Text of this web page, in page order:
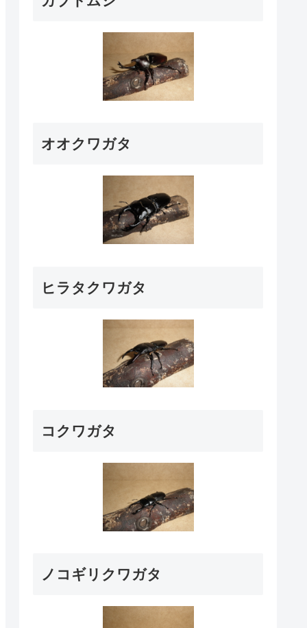
オオクワガタ
ヒラタクワガタ
コクワガタ
ノコギリクワガタ